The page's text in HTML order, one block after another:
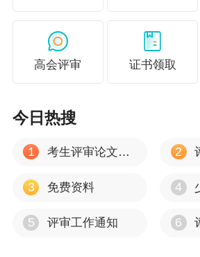
特色社会主义思想，党的二十大和二
精神，党章党规等为主；财会知识以
文件目录见附件1）。
（二）参赛人员。
参赛人员为国家机关、社会团体、企
省辖区内从事财会工作的会计人员、
高会评审 证书领取
今日热搜
1 考生评审论文建议 2
3 免费资料 4
5 评审工作通知 6